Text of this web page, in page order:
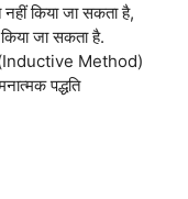
नहीं किया जा सकता है,
किया जा सकता है.
(Inductive Method)
पद्धति